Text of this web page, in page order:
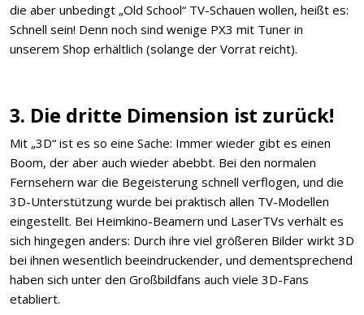
die aber unbedingt „Old School“ TV-Schauen wollen, heißt es:
Schnell sein! Denn noch sind wenige PX3 mit Tuner in
unserem Shop erhältlich (solange der Vorrat reicht).
3. Die dritte Dimension ist zurück!
Mit „3D“ ist es so eine Sache: Immer wieder gibt es einen
Boom, der aber auch wieder abebbt. Bei den normalen
Fernsehern war die Begeisterung schnell verflogen, und die
3D-Unterstützung wurde bei praktisch allen TV-Modellen
eingestellt. Bei Heimkino-Beamern und LaserTVs verhält es
sich hingegen anders: Durch ihre viel größeren Bilder wirkt 3D
bei ihnen wesentlich beeindruckender, und dementsprechend
haben sich unter den Großbildfans auch viele 3D-Fans
etabliert.